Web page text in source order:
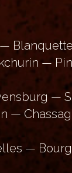
—
—
—
—
—